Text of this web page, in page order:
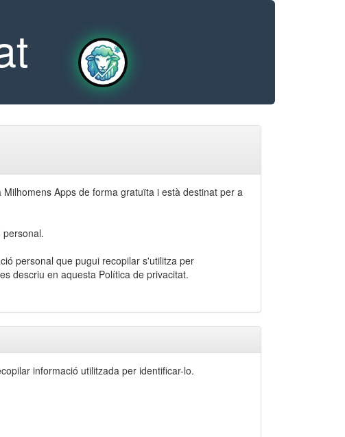
Apps de forma gratuïta i està destinat per a
personal que pugui recopilar s'utilitza per
descriu en aquesta Política de privacitat.
informació utilitzada per identificar-lo.